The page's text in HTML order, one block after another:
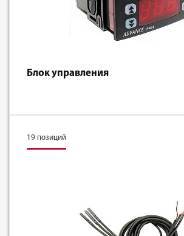
Блок управления
19 позиций